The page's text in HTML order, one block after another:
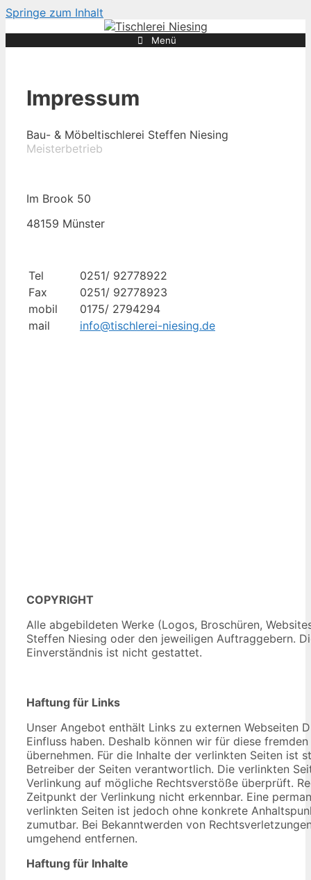
Springe zum Inhalt
Menü
Impressum
Bau- & Möbeltischlerei Steffen Niesing
Meisterbetrieb
Im Brook 50
48159 Münster
Tel
0251/ 92778922
Fax
0251/ 92778923
mobil
0175/ 2794294
mail
info@tischlerei-niesing.de
COPYRIGHT
Alle abgebildeten Werke (Logos, Broschüren,
Steffen Niesing oder den jeweiligen Auftraggebern.
Einverständnis ist nicht gestattet.
Haftung für Links
Unser Angebot enthält Links zu externen Webseiten
Einfluss haben. Deshalb können wir für diese
übernehmen. Für die Inhalte der verlinkten Seiten ist
Betreiber der Seiten verantwortlich. Die verlinkten
Verlinkung auf mögliche Rechtsverstöße überprüft.
Zeitpunkt der Verlinkung nicht erkennbar. Eine
verlinkten Seiten ist jedoch ohne konkrete
zumutbar. Bei Bekanntwerden von
umgehend entfernen.
Haftung für Inhalte